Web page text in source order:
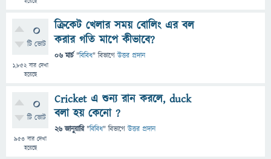
0
টি ভোট
1,852বার দেখা
হয়েছে
ক্রিকেট খেলার সময় বোলিং এর বল
করার গতি মাপে কীভাবে?
06 মার্চ "বিবিধ" বিভাগে উত্তর প্রদান
0
টি ভোট
953 বার দেখা
হয়েছে
Cricket এ শুন্য রান করলে, duck
বলা হয় কেনো ?
26 জানুয়ারি "বিবিধ" বিভাগে উত্তর প্রদান